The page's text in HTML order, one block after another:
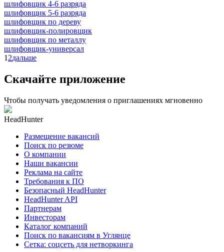
шлифовщик 4-6 разряда
шлифовщик 5-6 разряда
шлифовщик по дереву
шлифовщик-полировщик
шлифовщик по металлу
шлифовщик-универсал
1 2дальше
Скачайте приложение
Чтобы получать уведомления о приглашениях мгновенно
HeadHunter
Размещение вакансий
Поиск по резюме
О компании
Наши вакансии
Реклама на сайте
Требования к ПО
Безопасный HeadHunter
HeadHunter API
Партнерам
Инвесторам
Каталог компаний
Поиск по вакансиям в Углянце
Сетка: соцсеть для нетворкинга